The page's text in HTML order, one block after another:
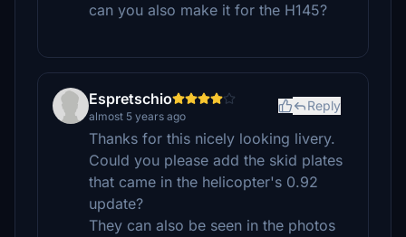
can you also make it for the H145?
Espretschio
almost 5 years ago
Reply
Thanks for this nicely looking livery.
Could you please add the skid plates
that came in the helicopter's 0.92
update?
They can also be seen in the photos